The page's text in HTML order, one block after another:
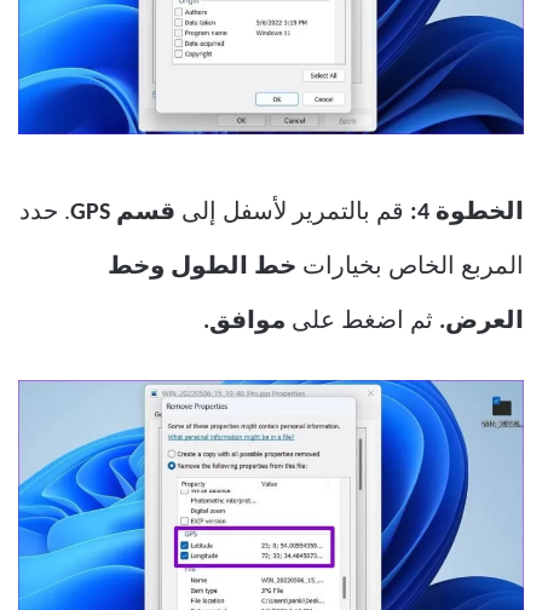
الخطوة 4: قم بالتمرير لأسفل إلى قسم GPS . حدد
المربع الخاص بخيارات خط الطول وخط
العرض. ثم اضغط على موافق.